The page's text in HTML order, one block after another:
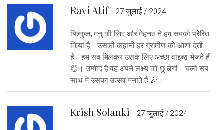
Ravi Atif 27 जुलाई / 2024
बिल्कुल, मनु की जिद और मेहनत ने हम सबको प्रेरित
किया है। उसकी कहानी हर ग्रामीण को आशा देती
है। हम सब मिलकर उसके लिए अच्छा वाइब्स भेजते हैं
😊। उम्मीद है वह अपने लक्ष्य को छू लेगी। चलो सब
साथ में उसका उत्सव मनाते हैं 🎉।
Krish Solanki 27 जुलाई / 2024